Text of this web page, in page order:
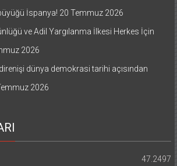
İspanya! 20 Temmuz 2026
ve Adil Yargılanma İlkesi Herkes İçin
2026
dünya demokrasi tarihi açısından
2026
47.2497